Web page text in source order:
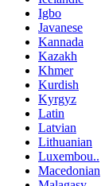
Igbo
Javanese
Kannada
Kazakh
Khmer
Kurdish
Kyrgyz
Latin
Latvian
Lithuanian
Luxembou..
Macedonian